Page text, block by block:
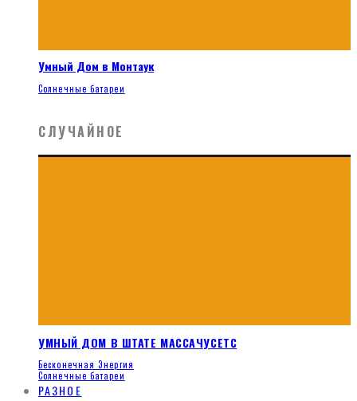
Умный Дом в Монтаук
Солнечные батареи
СЛУЧАЙНОЕ
УМНЫЙ ДОМ В ШТАТЕ МАССАЧУСЕТС
Бесконечная Энергия
Солнечные батареи
РАЗНОЕ